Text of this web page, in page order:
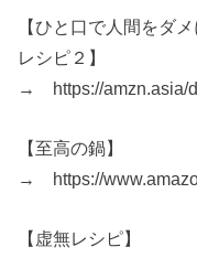
【ひと口で人間をダ
レシピ２】
→ https://amzn.asia/
【至高の鍋】
→ https://
【虚無レシピ】